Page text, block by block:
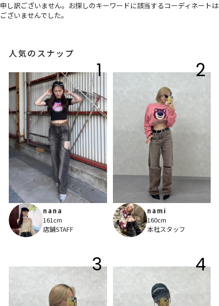
申し訳ございません。お探しのキーワードに該当するコーディネートは
ございませんでした。
人気のスナップ
1
nana
161cm
店舗STAFF
2
nami
160cm
本社スタッフ
3 4